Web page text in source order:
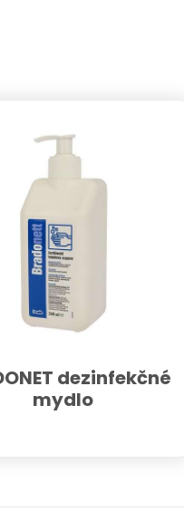
dezinfekčné
mydlo